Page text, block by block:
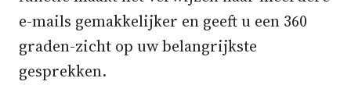
e-mails gemakkelijker en geeft u een 360
graden-zicht op uw belangrijkste
gesprekken.